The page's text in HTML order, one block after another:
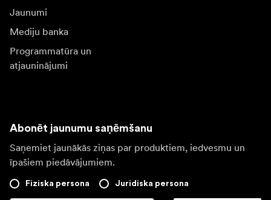
Jaunumi
Mediju banka
Programmatūra un
atjauninājumi
Abonēt jaunumu saņēmšanu
Saņemiet jaunākās ziņas par produktiem, iedvesmu un
īpašiem piedāvājumiem.
Fiziska persona Juridiska persona